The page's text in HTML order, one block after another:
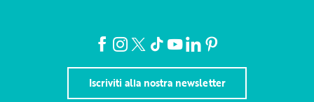
Iscriviti alla nostra newsletter